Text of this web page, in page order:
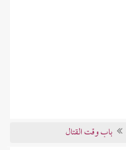
باب وقت القتال